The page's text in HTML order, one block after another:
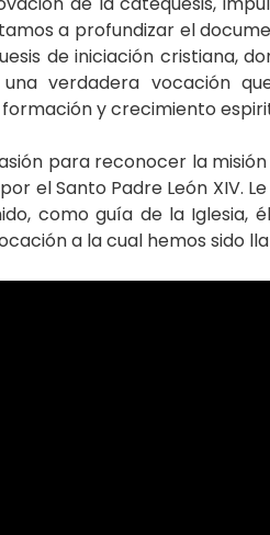
a profundizar el
de iniciación cristiana,
verdadera vocación
y crecimiento
para reconocer la
el Santo Padre León XIV.
como guía de la Iglesia,
a la cual hemos sido